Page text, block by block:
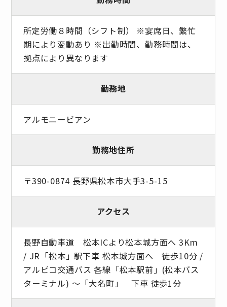
所定労働８時間（シフト制） ※宴席日、繁忙
期により変動あり ※出勤時間、勤務時間は、
拠点により異なります
勤務地
アルモニービアン
勤務地住所
〒390-0874 長野県松本市大手3-5-15
アクセス
長野自動車道 松本ICより松本城方面へ 3Km
/ JR「松本」駅下車 松本城方面へ 徒歩10分 /
アルピコ交通バス 各線「松本駅前」(松本バス
ターミナル) ～「大名町」 下車 徒歩1分